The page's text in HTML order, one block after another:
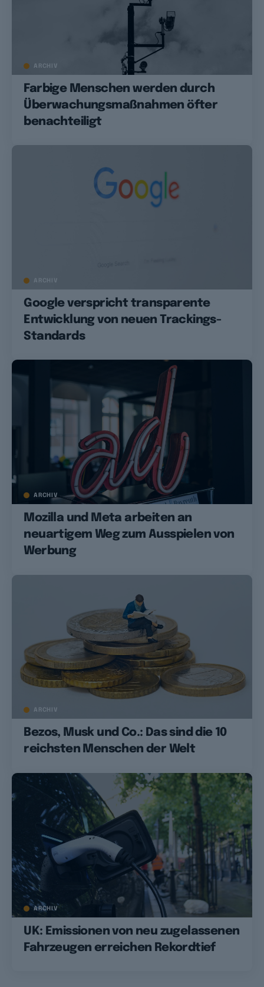
ARCHIV
Farbige Menschen werden durch
Überwachungsmaßnahmen öfter
benachteiligt
ARCHIV
Google verspricht transparente
Entwicklung von neuen Trackings-
Standards
ARCHIV
Mozilla und Meta arbeiten an
neuartigem Weg zum Ausspielen von
Werbung
ARCHIV
Bezos, Musk und Co.: Das sind die 10
reichsten Menschen der Welt
ARCHIV
UK: Emissionen von neu zugelassenen
Fahrzeugen erreichen Rekordtief